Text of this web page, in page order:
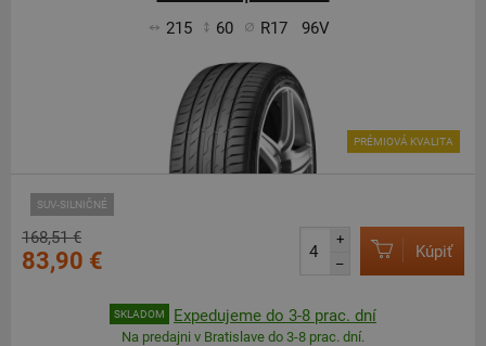
215 60 R17 96V
SUV-SILNIČNÉ
PRÉMIOVÁ KVALITA
168,51 €
83,90 €
+
–
Kúpiť
SKLADOM Expedujeme do 3-8 prac. dní
Na predajni v Bratislave do 3-8 prac. dní.